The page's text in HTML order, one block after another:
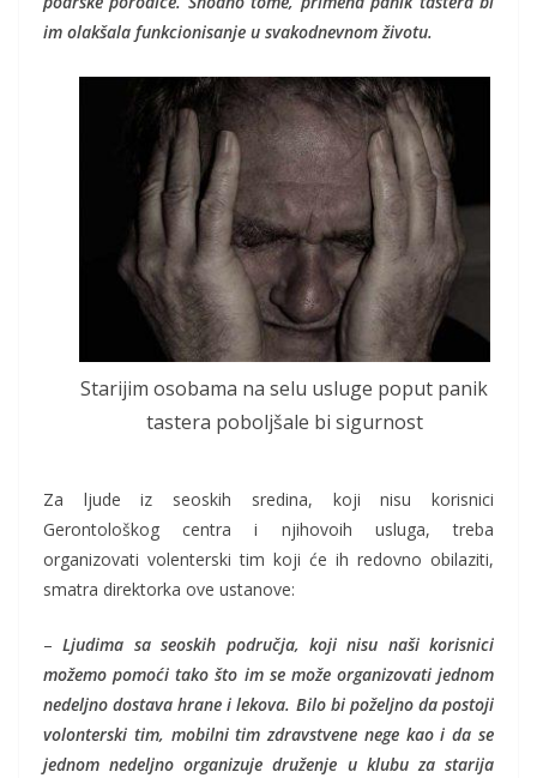
im olakšala funkcionisanje u svakodnevnom životu.
Starijim osobama na selu usluge poput panik
tastera poboljšale bi sigurnost
Za ljude iz seoskih sredina, koji nisu korisnici
Gerontološkog centra i njihovoih usluga, treba
organizovati volenterski tim koji će ih redovno obilaziti,
smatra direktorka ove ustanove:
–Ljudima sa seoskih područja, koji nisu naši korisnici
možemo pomoći tako što im se može organizovati jednom
nedeljno dostava hrane i lekova. Bilo bi poželjno da postoji
volonterski tim, mobilni tim zdravstvene nege kao i da se
jednom nedeljno organizuje druženje u klubu za starija